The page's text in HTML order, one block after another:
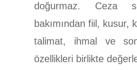
doğurmaz. Ceza
bakımından fiil, kusur,
talimat, ihmal ve
özellikleri birlikte